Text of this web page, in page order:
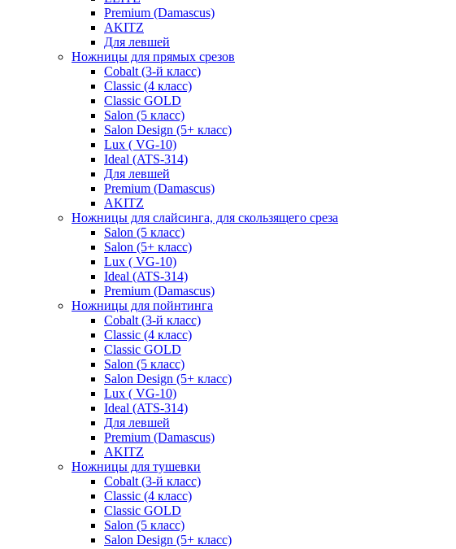
Premium (Damascus)
AKITZ
Для левшей
Ножницы для прямых срезов
Cobalt (3-й класс)
Classic (4 класс)
Classic GOLD
Salon (5 класс)
Salon Design (5+ класс)
Lux ( VG-10)
Ideal (ATS-314)
Для левшей
Premium (Damascus)
AKITZ
Ножницы для слайсинга, для скользящего среза
Salon (5 класс)
Salon (5+ класс)
Lux ( VG-10)
Ideal (ATS-314)
Premium (Damascus)
Ножницы для пойнтинга
Cobalt (3-й класс)
Classic (4 класс)
Classic GOLD
Salon (5 класс)
Salon Design (5+ класс)
Lux ( VG-10)
Ideal (ATS-314)
Для левшей
Premium (Damascus)
AKITZ
Ножницы для тушевки
Cobalt (3-й класс)
Classic (4 класс)
Classic GOLD
Salon (5 класс)
Salon Design (5+ класс)